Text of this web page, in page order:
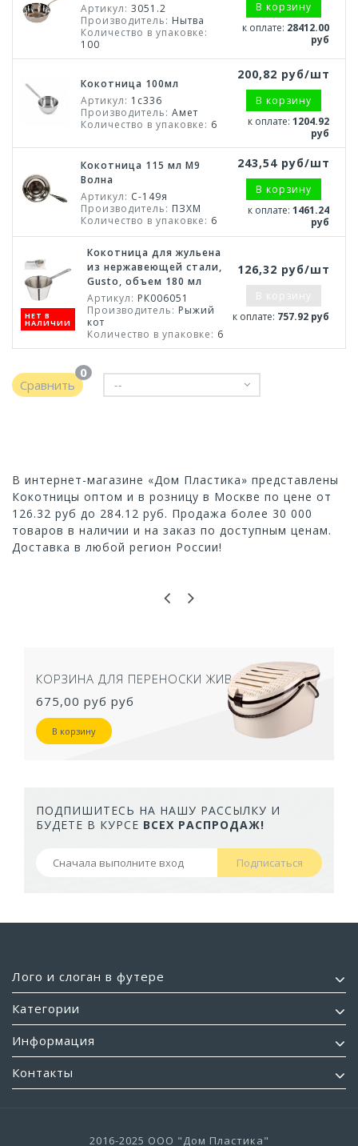
Артикул: 3051.2
Производитель: Нытва
Количество в упаковке:
100
В корзину
к оплате: 28412.00
руб
Кокотница 100мл
Артикул: 1с336
Производитель: Амет
Количество в упаковке: 6
200,82 руб/шт
В корзину
к оплате: 1204.92
руб
Кокотница 115 мл М9
Волна
Артикул: С-149я
Производитель: ПЗХМ
Количество в упаковке: 6
243,54 руб/шт
В корзину
к оплате: 1461.24
руб
НЕТ В
НАЛИЧИИ
Кокотница для жульена
из нержавеющей стали,
Gusto, объем 180 мл
Артикул: РК006051
Производитель: Рыжий
кот
Количество в упаковке: 6
126,32 руб/шт
В корзину
к оплате: 757.92 руб
Сравнить
0
--
В интернет-магазине «Дом Пластика» представлены
Кокотницы оптом и в розницу в Москве по цене от
126.32 руб до 284.12 руб. Продажа более 30 000
товаров в наличии и на заказ по доступным ценам.
Доставка в любой регион России!
КОРЗИНА ДЛЯ ПЕРЕНОСКИ ЖИВОТНЫХ
675,00 руб руб
В корзину
ПОДПИШИТЕСЬ НА НАШУ РАССЫЛКУ И
БУДЕТЕ В КУРСЕ ВСЕХ РАСПРОДАЖ!
Подписаться
Лого и слоган в футере
Категории
Информация
Контакты
2016-2025 ООО "Дом Пластика"